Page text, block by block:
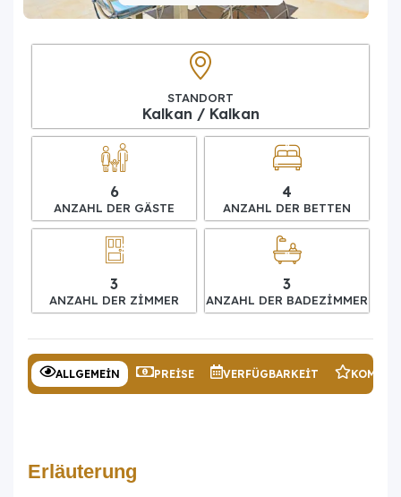
STANDORT
Kalkan / Kalkan
6
ANZAHL DER GÄSTE
4
ANZAHL DER BETTEN
3
ANZAHL DER ZIMMER
3
ANZAHL DER BADEZIMMER
ALLGEMEIN PREISE VERFÜGBARKEIT
Erläuterung